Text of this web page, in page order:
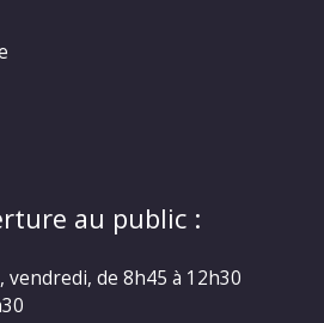
au public :
vendredi, de 8h45 à 12h30